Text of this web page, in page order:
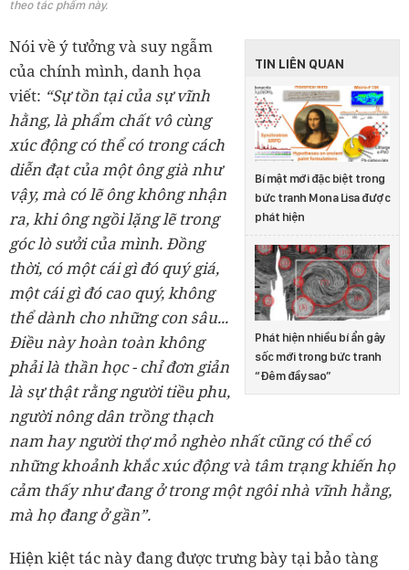
theo tác phẩm này.
TIN LIÊN QUAN
Bí mật mới đặc biệt trong
bức tranh Mona Lisa được
phát hiện
Phát hiện nhiều bí ẩn gây
sốc mới trong bức tranh
“Đêm đầy sao”
Nói về ý tưởng và suy ngẫm
của chính mình, danh họa
viết: “Sự tồn tại của sự vĩnh
hằng, là phẩm chất vô cùng
xúc động có thể có trong cách
diễn đạt của một ông già như
vậy, mà có lẽ ông không nhận
ra, khi ông ngồi lặng lẽ trong
góc lò sưởi của mình. Đồng
thời, có một cái gì đó quý giá,
một cái gì đó cao quý, không
thể dành cho những con sâu...
Điều này hoàn toàn không
phải là thần học - chỉ đơn giản
là sự thật rằng người tiều phu,
người nông dân trồng thạch
nam hay người thợ mỏ nghèo nhất cũng có thể có
những khoảnh khắc xúc động và tâm trạng khiến họ
cảm thấy như đang ở trong một ngôi nhà vĩnh hằng,
mà họ đang ở gần”.
Hiện kiệt tác này đang được trưng bày tại bảo tàng